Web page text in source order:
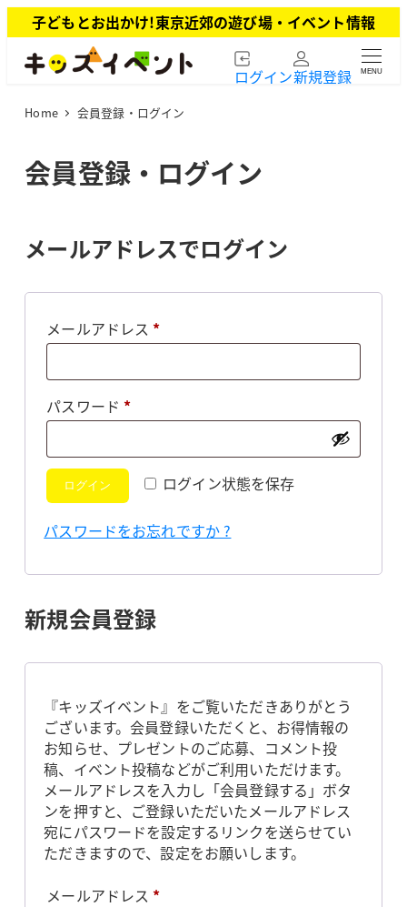
イ
子どもとお出かけ!東京近郊の遊び場・イベント情報
ログイン新規登録 MENU
Home 会員登録・ログイン
会員登録・ログイン
メールアドレスでログイン
メールアドレス *必
パスワード *必
ログイン状態を保存
ログイン
パスワードをお忘れですか ?
新規会員登録
『キッズイベント』をご覧いただきありがとう
ございます。会員登録いただくと、お得情報の
お知らせ、プレゼントのご応募、コメント投
稿、イベント投稿などがご利用いただけます。
メールアドレスを入力し「会員登録する」ボタ
ンを押すと、ご登録いただいたメールアドレス
宛にパスワードを設定するリンクを送らせてい
ただきますので、設定をお願いします。
メールアドレス *必